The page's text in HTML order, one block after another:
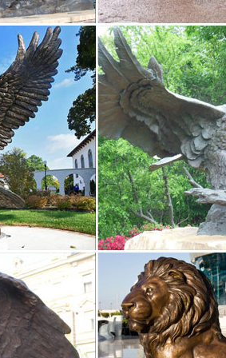
– интернет магазин бронзовых
бронза,3на1.5см, ,e 9 500 руб.И эта
сегодня: 51 900 Р. Статуэтка из
могут сильно различаться по
из бронзы на змеевике
Просмотренные товары. Статуэтка
|| Художественная мастерская…
скульптура, фигурки. Бронзовые
из БРОНЗЫ и ЛАТУНИ.Статуэтка
Удачи" магазин фэн-шуй
в дом деньги и охранять уже
или игрушки.Фигурки из бронзы и
Фигурки Животных – товары со